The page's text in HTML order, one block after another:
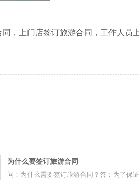
，上门店签订旅游合同，工作人员
为什么要签订旅游合同
问：为什么需要签订旅游合同？答：为了保证